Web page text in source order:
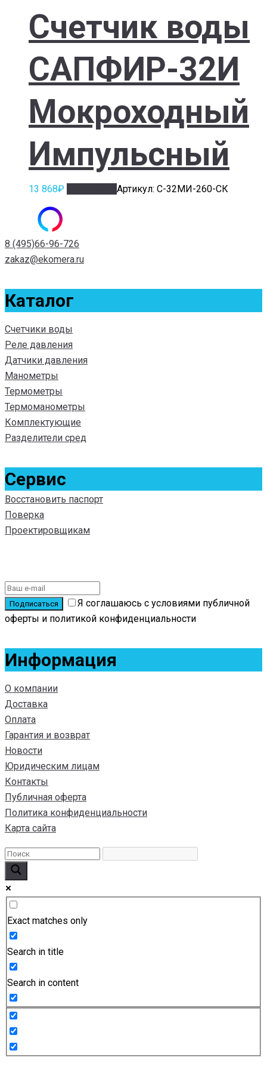
Счетчик воды
САПФИР-32И
Мокроходный
Импульсный
13 868₽ Артикул: С-32МИ-260-СК
8 (495)66-96-726
zakaz@ekomera.ru
Каталог
Счетчики воды
Реле давления
Датчики давления
Манометры
Термометры
Термоманометры
Комплектующие
Разделители сред
Сервис
Восстановить паспорт
Поверка
Проектировщикам
Я соглашаюсь с условиями публичной
оферты и политикой конфиденциальности
Информация
О компании
Доставка
Оплата
Гарантия и возврат
Новости
Юридическим лицам
Контакты
Публичная оферта
Политика конфиденциальности
Карта сайта
Exact matches only
Search in title
Search in content